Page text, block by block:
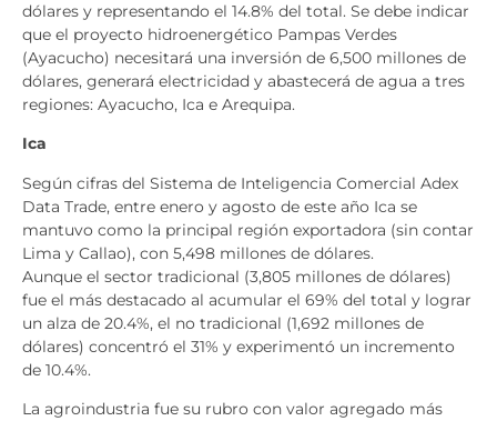
dólares y representando el 14.8% del total. Se debe indicar
que el proyecto hidroenergético Pampas Verdes
(Ayacucho) necesitará una inversión de 6,500 millones de
dólares, generará electricidad y abastecerá de agua a tres
regiones: Ayacucho, Ica e Arequipa.
Ica
Según cifras del Sistema de Inteligencia Comercial Adex
Data Trade, entre enero y agosto de este año Ica se
mantuvo como la principal región exportadora (sin contar
Lima y Callao), con 5,498 millones de dólares.
Aunque el sector tradicional (3,805 millones de dólares)
fue el más destacado al acumular el 69% del total y lograr
un alza de 20.4%, el no tradicional (1,692 millones de
dólares) concentró el 31% y experimentó un incremento
de 10.4%.
La agroindustria fue su rubro con valor agregado más